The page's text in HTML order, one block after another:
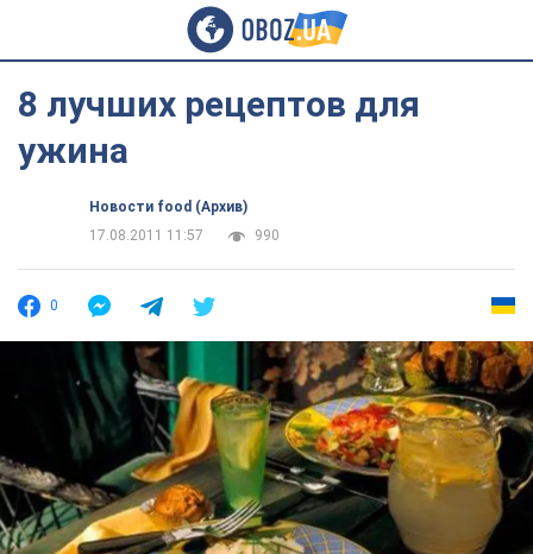
8 лучших рецептов для
ужина
Новости food (Архив)
17.08.2011 11:57
990
0